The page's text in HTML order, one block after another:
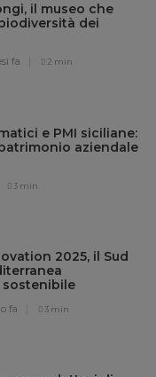
il museo che
dei
fa 2 min
e PMI siciliane:
aziendale
3 min
2025, il Sud
sostenibile
fa 3 min